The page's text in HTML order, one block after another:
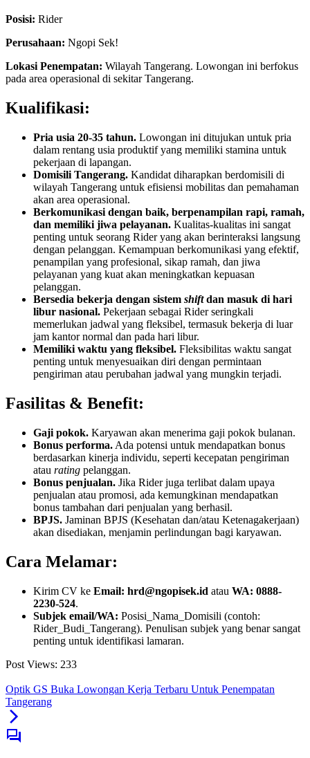
Posisi: Rider
Perusahaan: Ngopi Sek!
Lokasi Penempatan: Wilayah Tangerang. Lowongan ini berfokus
pada area operasional di sekitar Tangerang.
Kualifikasi:
Pria usia 20-35 tahun. Lowongan ini ditujukan untuk pria
dalam rentang usia produktif yang memiliki stamina untuk
pekerjaan di lapangan.
Domisili Tangerang. Kandidat diharapkan berdomisili di
wilayah Tangerang untuk efisiensi mobilitas dan pemahaman
akan area operasional.
Berkomunikasi dengan baik, berpenampilan rapi, ramah,
dan memiliki jiwa pelayanan. Kualitas-kualitas ini sangat
penting untuk seorang Rider yang akan berinteraksi langsung
dengan pelanggan. Kemampuan berkomunikasi yang efektif,
penampilan yang profesional, sikap ramah, dan jiwa
pelayanan yang kuat akan meningkatkan kepuasan
pelanggan.
Bersedia bekerja dengan sistem shiftdan masuk di hari
libur nasional. Pekerjaan sebagai Rider seringkali
memerlukan jadwal yang fleksibel, termasuk bekerja di luar
jam kantor normal dan pada hari libur.
Memiliki waktu yang fleksibel. Fleksibilitas waktu sangat
penting untuk menyesuaikan diri dengan permintaan
pengiriman atau perubahan jadwal yang mungkin terjadi.
Fasilitas & Benefit:
Gaji pokok. Karyawan akan menerima gaji pokok bulanan.
Bonus performa. Ada potensi untuk mendapatkan bonus
berdasarkan kinerja individu, seperti kecepatan pengiriman
atau rating pelanggan.
Bonus penjualan. Jika Rider juga terlibat dalam upaya
penjualan atau promosi, ada kemungkinan mendapatkan
bonus tambahan dari penjualan yang berhasil.
BPJS. Jaminan BPJS (Kesehatan dan/atau Ketenagakerjaan)
akan disediakan, menjamin perlindungan bagi karyawan.
Cara Melamar:
Kirim CV ke Email: hrd@ngopisek.id atau WA: 0888-
2230-524.
Subjek email/WA: Posisi_Nama_Domisili (contoh:
Rider_Budi_Tangerang). Penulisan subjek yang benar sangat
penting untuk identifikasi lamaran.
Post Views: 233
Optik GS Buka Lowongan Kerja Terbaru Untuk Penempatan
Tangerang